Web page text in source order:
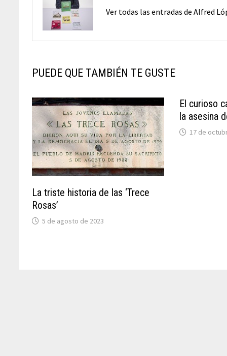
Ver todas las entradas de Alfred
PUEDE QUE TAMBIÉN TE GUSTE
La triste historia de las ‘Trece
Rosas’
5 de agosto de 2023
El curioso
la asesina
17 de